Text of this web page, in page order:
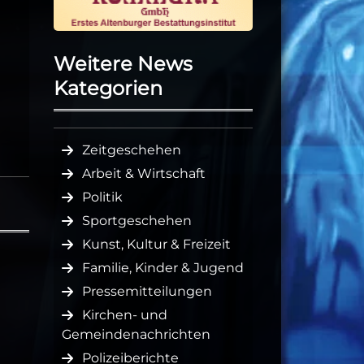
Weitere News
Kategorien
Zeitgeschehen
Arbeit & Wirtschaft
Politik
Sportgeschehen
Kunst, Kultur & Freizeit
Familie, Kinder & Jugend
Pressemitteilungen
Kirchen- und
Gemeindenachrichten
Polizeiberichte